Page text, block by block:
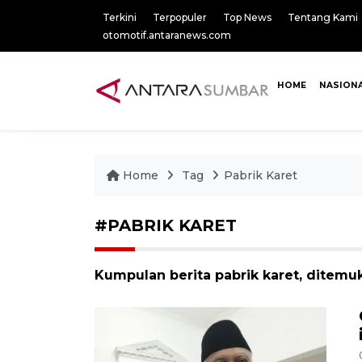
Terkini Terpopuler Top News
Tentang Kami
otomotif.antaranews.com
HOME
Home Tag Pabrik Karet
#PABRIK KARET
Kumpulan berita pabrik karet,